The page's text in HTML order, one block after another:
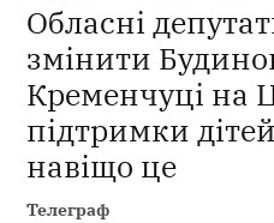
Обласні
змінити
Кременчуці на
підтримки
навіщо це
Телеграф